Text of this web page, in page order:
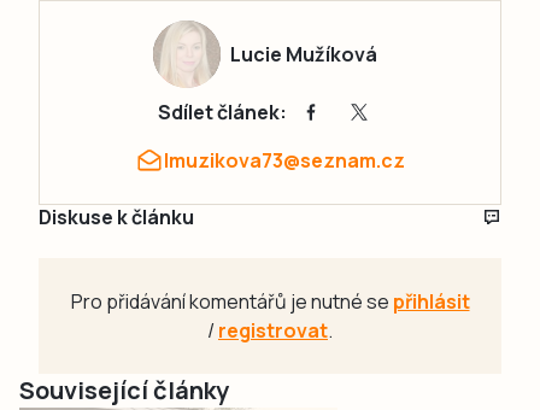
Lucie Mužíková
Sdílet článek:
lmuzikova73@seznam.cz
Diskuse k článku
Pro přidávání komentářů je nutné se přihlásit
/registrovat.
Související články